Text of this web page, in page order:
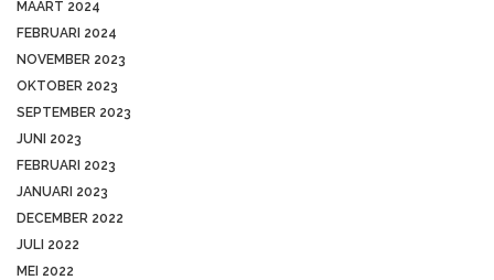
MAART 2024
FEBRUARI 2024
NOVEMBER 2023
OKTOBER 2023
SEPTEMBER 2023
JUNI 2023
FEBRUARI 2023
JANUARI 2023
DECEMBER 2022
JULI 2022
MEI 2022